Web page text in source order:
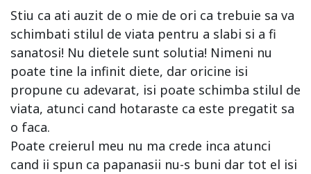
Stiu ca ati auzit de o mie de ori ca trebuie sa va
schimbati stilul de viata pentru a slabi si a fi
sanatosi! Nu dietele sunt solutia! Nimeni nu
poate tine la infinit diete, dar oricine isi
propune cu adevarat, isi poate schimba stilul de
viata, atunci cand hotaraste ca este pregatit sa
o faca.
Poate creierul meu nu ma crede inca atunci
cand ii spun ca papanasii nu-s buni dar tot el isi